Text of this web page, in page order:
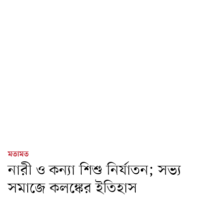
মতামত
নারী ও কন্যা শিশু নির্যাতন; সভ্য
সমাজে কলঙ্কের ইতিহাস